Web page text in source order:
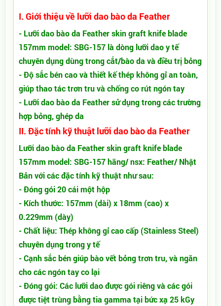
I. Giới thiệu về lưỡi dao bào da Feather
- Lưỡi dao bào da Feather skin graft knife blade
157mm model: SBG-157 là dòng lưỡi dao y tế
chuyên dụng dùng trong cắt/bào da và điều trị bỏng
- Độ sắc bén cao và thiết kế thép không gỉ an toàn,
giúp thao tác trơn tru và chống co rút ngón tay
- Lưỡi dao bào da Feather sử dụng trong các trường
hợp bỏng, ghép da
II. Đặc tính kỹ thuật lưỡi dao bào da Feather
Lưỡi dao bào da Feather skin graft knife blade
157mm model: SBG-157 hãng/ nsx: Feather/ Nhật
Bảnvới các đặc tính kỹ thuật như sau:
- Đóng gói 20 cái một hộp
- Kích thước: 157mm (dài) x 18mm (cao) x
0.229mm (dày)
- Chất liệu: Thép không gỉ cao cấp (Stainless Steel)
chuyên dụng trong y tế
- Cạnh sắc bén giúp bào vết bỏng trơn tru, và ngăn
cho các ngón tay co lại
- Đóng gói: Các lưỡi dao được gói riêng và các gói
được tiệt trùng bằng tia gamma tại bức xạ 25 kGy